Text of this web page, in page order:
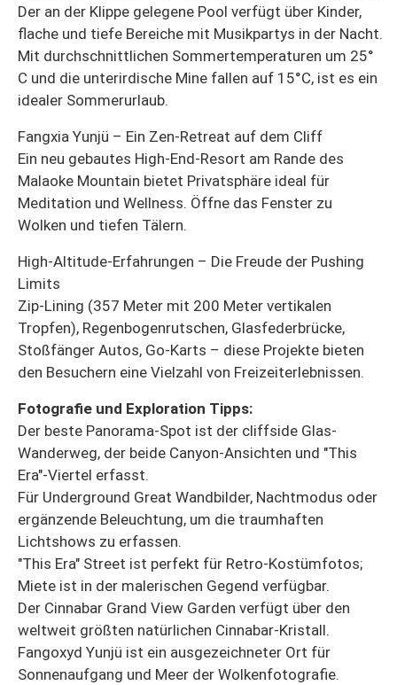
Der an der Klippe gelegene Pool verfügt über Kinder,
flache und tiefe Bereiche mit Musikpartys in der Nacht.
Mit durchschnittlichen Sommertemperaturen um 25°
C und die unterirdische Mine fallen auf 15°C, ist es ein
idealer Sommerurlaub.
Fangxia Yunjü – Ein Zen-Retreat auf dem Cliff
Ein neu gebautes High-End-Resort am Rande des
Malaoke Mountain bietet Privatsphäre ideal für
Meditation und Wellness. Öffne das Fenster zu
Wolken und tiefen Tälern.
High-Altitude-Erfahrungen – Die Freude der Pushing
Limits
Zip-Lining (357 Meter mit 200 Meter vertikalen
Tropfen), Regenbogenrutschen, Glasfederbrücke,
Stoßfänger Autos, Go-Karts – diese Projekte bieten
den Besuchern eine Vielzahl von Freizeiterlebnissen.
Fotografie und Exploration Tipps:
Der beste Panorama-Spot ist der cliffside Glas-
Wanderweg, der beide Canyon-Ansichten und "This
Era"-Viertel erfasst.
Für Underground Great Wandbilder, Nachtmodus oder
ergänzende Beleuchtung, um die traumhaften
Lichtshows zu erfassen.
"This Era" Street ist perfekt für Retro-Kostümfotos;
Miete ist in der malerischen Gegend verfügbar.
Der Cinnabar Grand View Garden verfügt über den
weltweit größten natürlichen Cinnabar-Kristall.
Fangoxyd Yunjü ist ein ausgezeichneter Ort für
Sonnenaufgang und Meer der Wolkenfotografie.